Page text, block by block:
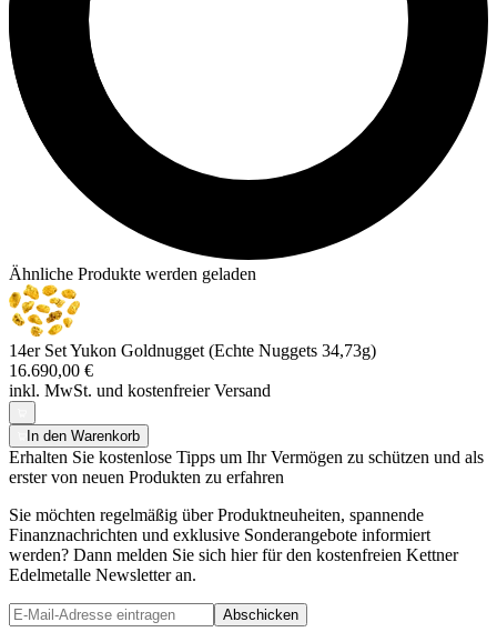
Ähnliche Produkte werden geladen
14er Set Yukon Goldnugget (Echte Nuggets 34,73g)
16.690,00 €
inkl. MwSt. und kostenfreier Versand
In den Warenkorb
Erhalten Sie kostenlose Tipps um Ihr Vermögen zu schützen und als
erster von neuen Produkten zu erfahren
Sie möchten regelmäßig über Produktneuheiten, spannende
Finanznachrichten und exklusive Sonderangebote informiert
werden? Dann melden Sie sich hier für den kostenfreien Kettner
Edelmetalle Newsletter an.
Abschicken